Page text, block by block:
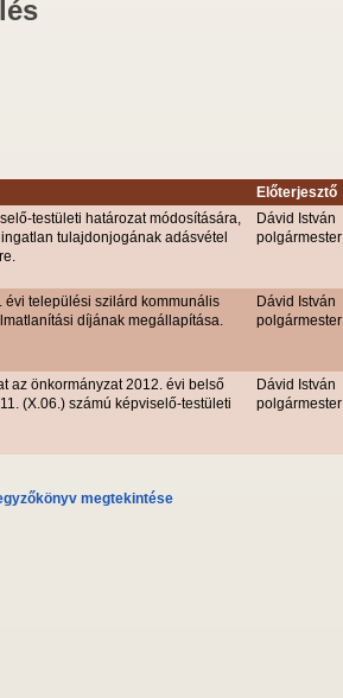
Előterjesztő
testületi határozat módosítására,
tulajdonjogának adásvétel
Dávid István
polgármester
évi települési szilárd kommunális
díjának megállapítása.
Dávid István
polgármester
az önkormányzat 2012. évi belső
(X.06.) számú képviselő-testületi
Dávid István
polgármester
megtekintése